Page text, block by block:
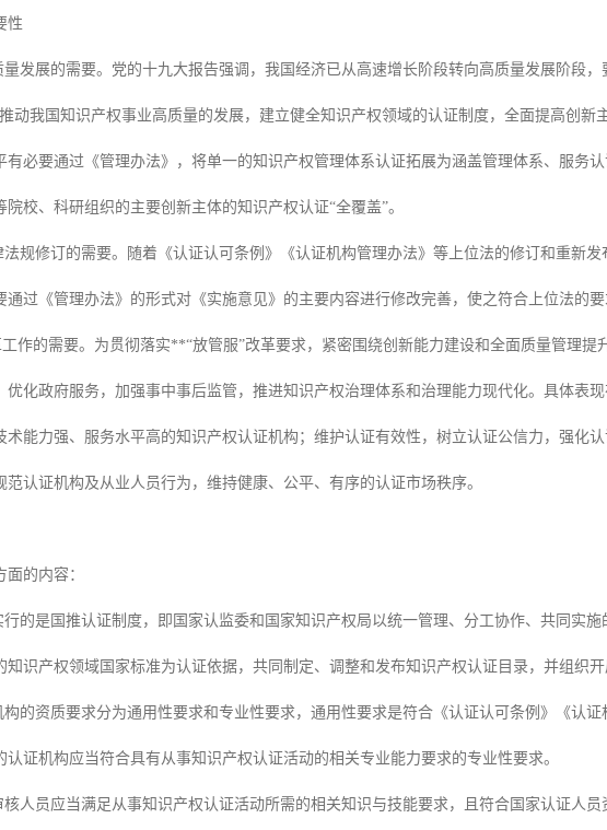
性
发展的需要。党的十九大报告强调，我国经济已从高速增长阶段转向高质量发展阶段，
动我国知识产权事业高质量的发展，建立健全知识产权领域的认证制度，全面提高创新
有必要通过《管理办法》，将单一的知识产权管理体系认证拓展为涵盖管理体系、服务
校、科研组织的主要创新主体的知识产权认证“全覆盖”。
规修订的需要。随着《认证认可条例》《认证机构管理办法》等上位法的修订和重新
过《管理办法》的形式对《实施意见》的主要内容进行修改完善，使之符合上位法的要
作的需要。为贯彻落实**“放管服”改革要求，紧密围绕创新能力建设和全面质量管理提
优化政府服务，加强事中事后监管，推进知识产权治理体系和治理能力现代化。具体表
术能力强、服务水平高的知识产权认证机构；维护认证有效性，树立认证公信力，强化
认证机构及从业人员行为，维持健康、公平、有序的认证市场秩序。
的内容：
的是国推认证制度，即国家认监委和国家知识产权局以统一管理、分工协作、共同实
识产权领域国家标准为认证依据，共同制定、调整和发布知识产权认证目录，并组织开
的资质要求分为通用性要求和专业性要求，通用性要求是符合《认证认可条例》《认证
认证机构应当符合具有从事知识产权认证活动的相关专业能力要求的专业性要求。
人员应当满足从事知识产权认证活动所需的相关知识与技能要求，且符合国家认证人